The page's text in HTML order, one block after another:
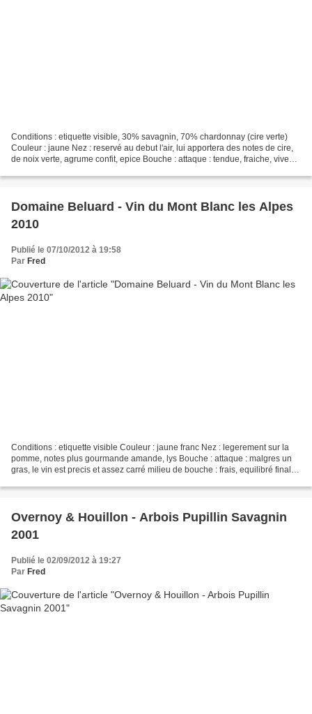
Conditions : etiquette visible, 30% savagnin, 70% chardonnay (cire verte)
Couleur : jaune Nez : reservé au debut l'air, lui apportera des notes de cire,
de noix verte, agrume confit, epice Bouche : attaque : tendue, fraiche, vive
Domaine Beluard - Vin du Mont Blanc les Alpes
2010
Publié le 07/10/2012 à 19:58
Par Fred
Conditions : etiquette visible Couleur : jaune franc Nez : legerement sur la
pomme, notes plus gourmande amande, lys Bouche : attaque : malgres un
gras, le vin est precis et assez carré milieu de bouche : frais, equilibré finale :
Overnoy & Houillon - Arbois Pupillin Savagnin
2001
Publié le 02/09/2012 à 19:27
Par Fred